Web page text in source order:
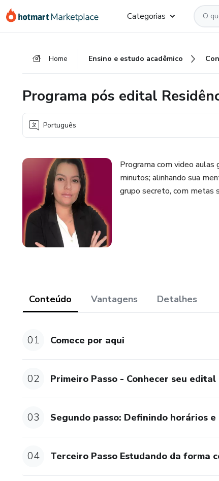
para
para
para
Categorias
Home Ensino e estudo acadêmico
Programa pós edital
Português
Programa com video aulas
minutos; alinhando sua
grupo secreto, com metas
Conteúdo Vantagens Detalhes
01 Comece por aqui
02 Primeiro Passo - Conhecer seu edital
03 Segundo passo: Definindo horários
04 Terceiro Passo Estudando da forma